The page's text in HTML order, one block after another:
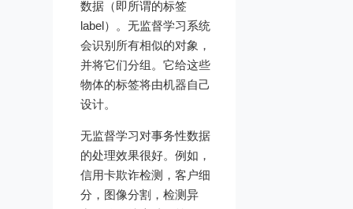
数据（即所谓的标签
label）。无监督学习系统
会识别所有相似的对象，
并将它们分组。它给这些
物体的标签将由机器自己
设计。
无监督学习对事务性数据
的处理效果很好。例如，
信用卡欺诈检测，客户细
分，图像分割，检测异